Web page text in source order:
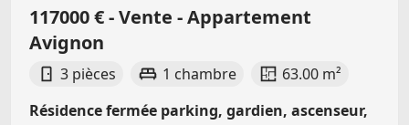
117000 € - Vente - Appartement
Avignon
3 pièces 1 chambre
63.00 m²
Résidence fermée parking, gardien, ascenseur,